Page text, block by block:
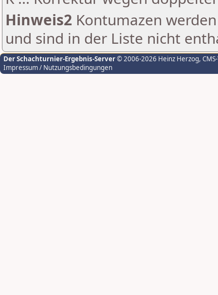
Hinweis2 Kontumazen
und sind in der Liste nicht
Der Schachturnier-Ergebnis-Server© 2006-2026 Heinz Herzog,
Impressum / Nutzungsbedingungen